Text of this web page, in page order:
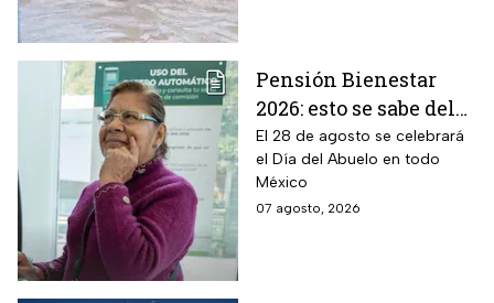
Pensión Bienestar
2026: esto se sabe del
pago por el Día del
Abuelo en agosto
El 28 de agosto se celebrará
el Día del Abuelo en todo
México
07 agosto, 2026